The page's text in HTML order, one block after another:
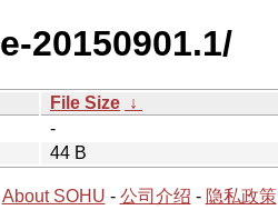
20150901.1/
File Size ↓
-
44 B
About SOHU - 公司介绍 - 隐私政策